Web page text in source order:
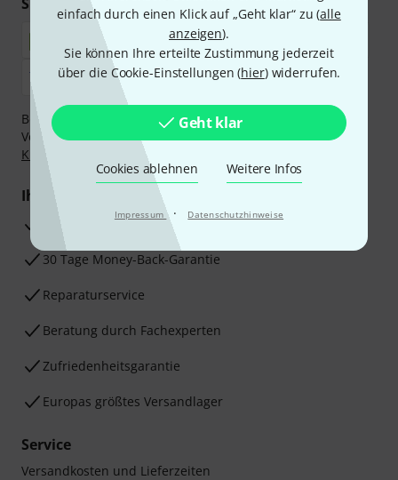
einfach durch einen Klick auf „Geht klar“ zu (alle
anzeigen).
Sie können Ihre erteilte Zustimmung jederzeit
über die Cookie-Einstellungen (hier) widerrufen.
Geht klar
Cookies ablehnen Weitere Infos
Impressum · Datenschutzhinweise
Bezahlen Sie vertraulich und sicher per Nachnahme,
Vorkasse, PayPal, Amazon Pay,Klarna Sofort bezahlen,
Klarna Ratenzahlungoder Kreditkarte.
Ihre Vorteile
3 Jahre Thomann Garantie
30 Tage Money-Back-Garantie
Reparaturservice
Beratung durch Fachexperten
Zufriedenheitsgarantie
Europas größtes Versandlager
Service
Versandkosten und Lieferzeiten